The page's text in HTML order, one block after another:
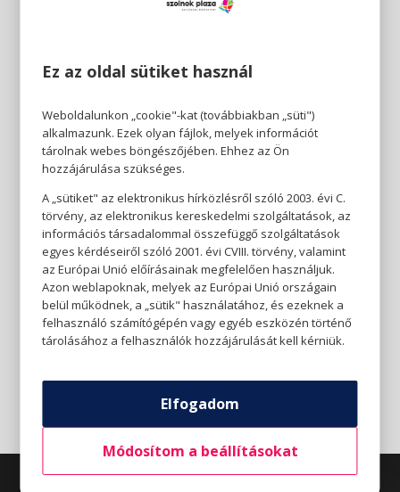
Ez az oldal sütiket használ
Weboldalunkon „cookie"-kat (továbbiakban „süti")
alkalmazunk. Ezek olyan fájlok, melyek információt
tárolnak webes böngészőjében. Ehhez az Ön
hozzájárulása szükséges.
A „sütiket" az elektronikus hírközlésről szóló 2003. évi C.
törvény, az elektronikus kereskedelmi szolgáltatások, az
információs társadalommal összefüggő szolgáltatások
egyes kérdéseiről szóló 2001. évi CVIII. törvény, valamint
az Európai Unió előírásainak megfelelően használjuk.
Azon weblapoknak, melyek az Európai Unió országain
belül működnek, a „sütik" használatához, és ezeknek a
felhasználó számítógépén vagy egyéb eszközén történő
tárolásához a felhasználók hozzájárulását kell kérniük.
Elfogadom
Módosítom a beállításokat